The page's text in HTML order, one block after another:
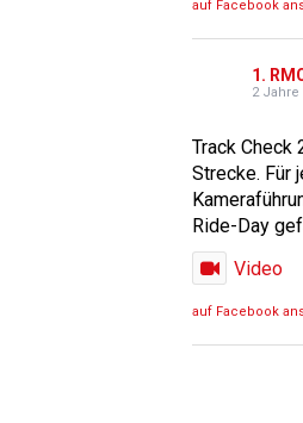
auf Facebook
1.
2 Jahre
Track Check
Strecke. Für
Ride-Day
Video
auf Facebook